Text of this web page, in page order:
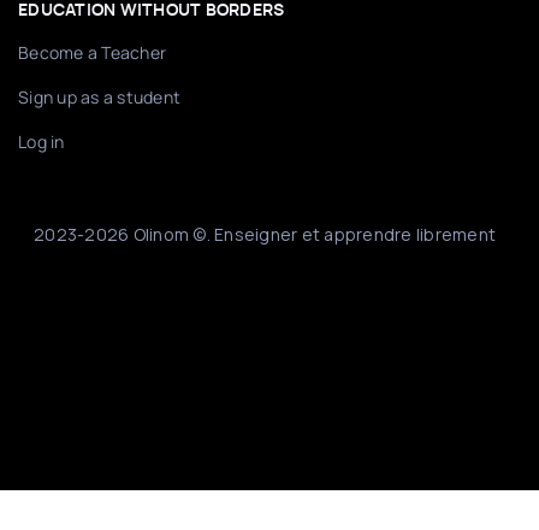
EDUCATION WITHOUT BORDERS
Become a Teacher
Sign up as a student
Log in
2023-2026 Olinom ©. Enseigner et apprendre librement